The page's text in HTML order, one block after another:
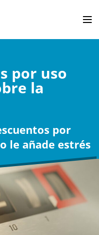
por uso
la
por
le añade estrés